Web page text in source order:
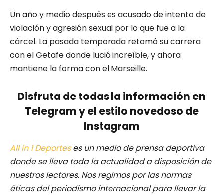
Un año y medio después es acusado de intento de
violación y agresión sexual por lo que fue a la
cárcel. La pasada temporada retomó su carrera
con el Getafe donde lució increíble, y ahora
mantiene la forma con el Marseille.
Disfruta de todas la información en
Telegram y el estilo novedoso de
Instagram
All in 1 Deporteses un medio de prensa deportiva
donde se lleva toda la actualidad a disposición de
nuestros lectores. Nos regimos por las normas
éticas del periodismo internacional para llevar la